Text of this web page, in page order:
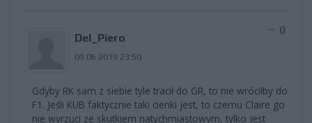
Del_Piero
09.06.2019 23:50
0
Gdyby RK sam z siebie tyle tracił do GR, to nie wróciłby do
F1. Jeśli KUB faktycznie taki cienki jest, to czemu Claire go
nie wyrzuci ze skutkiem natychmiastowym, tylko jest